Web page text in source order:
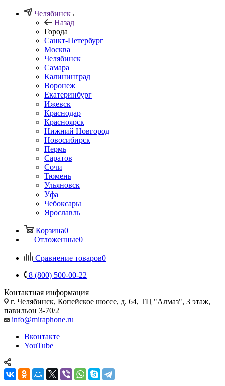
Челябинск
Назад
Города
Санкт-Петербург
Москва
Челябинск
Самара
Калининград
Воронеж
Екатеринбург
Ижевск
Краснодар
Красноярск
Нижний Новгород
Новосибирск
Пермь
Саратов
Сочи
Тюмень
Ульяновск
Уфа
Чебоксары
Ярославль
Корзина0
Отложенные0
Сравнение товаров0
8 (800) 500-00-22
Контактная информация
г. Челябинск, Копейское шоссе, д. 64, ТЦ "Алмаз", 3 этаж,
павильон 3-70/2
info@miraphone.ru
Вконтакте
YouTube